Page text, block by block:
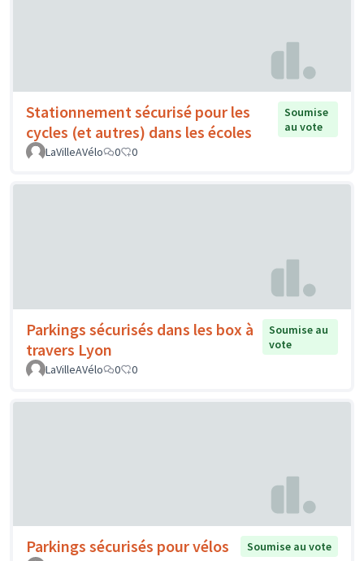
Stationnement sécurisé pour les
cycles (et autres) dans les écoles
Soumise
au vote
LaVilleAVélo
0 0
Parkings sécurisés dans les box à
travers Lyon
Soumise au
vote
LaVilleAVélo
0 0
Parkings sécurisés pour vélos
Soumise au vote